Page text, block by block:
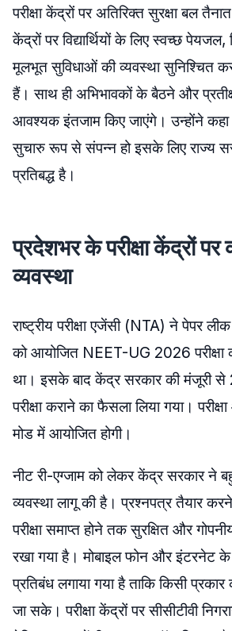
परीक्षा केंद्रों पर अतिरिक्त सुरक्षा बल
केंद्रों पर विद्यार्थियों के लिए स्वच्छ
मूलभूत सुविधाओं की व्यवस्था सुनिश्चित
हैं। साथ ही अभिभावकों के बैठने और
आवश्यक इंतजाम किए जाएंगे। उन्होंने कहा
सुचारु रूप से संपन्न हो इसके लिए राज्य
प्रतिबद्ध है।
प्रदेशभर के परीक्षा केंद्रों पर
व्यवस्था
राष्ट्रीय परीक्षा एजेंसी (NTA) ने पेपर
को आयोजित NEET-UG 2026 परीक्षा
था। इसके बाद केंद्र सरकार की मंजूरी से
परीक्षा कराने का फैसला लिया गया।
मोड में आयोजित होगी।
नीट री-एग्जाम को लेकर केंद्र सरकार ने
व्यवस्था लागू की है। प्रश्नपत्र तैयार करने
परीक्षा समाप्त होने तक सुरक्षित और
रखा गया है। मोबाइल फोन और इंटरनेट के
प्रतिबंध लगाया गया है ताकि किसी प्रकार
जा सके। परीक्षा केंद्रों पर सीसीटीवी